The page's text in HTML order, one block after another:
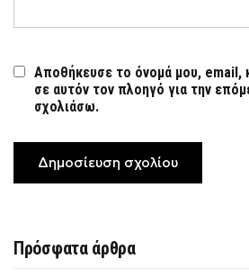
Αποθήκευσε το όνομά μου, email,
σε αυτόν τον πλοηγό για την
σχολιάσω.
Πρόσφατα άρθρα